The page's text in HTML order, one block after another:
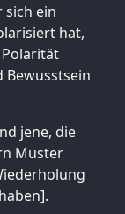
sich ein
hat,
Bewusstsein
jene, die
Muster